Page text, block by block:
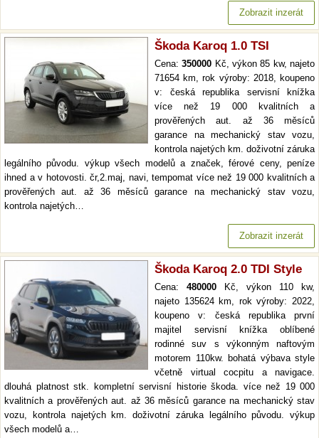
Zobrazit inzerát
Škoda Karoq 1.0 TSI
Cena:350000 Kč, výkon 85 kw, najeto
71654 km, rok výroby: 2018, koupeno
v: česká republika servisní knížka
více než 19 000 kvalitních a
prověřených aut. až 36 měsíců
garance na mechanický stav vozu,
kontrola najetých km. doživotní záruka
legálního původu. výkup všech modelů a značek, férové ceny, peníze
ihned a v hotovosti. čr,2.maj, navi, tempomat více než 19 000 kvalitních a
prověřených aut. až 36 měsíců garance na mechanický stav vozu,
kontrola najetých…
Zobrazit inzerát
Škoda Karoq 2.0 TDI Style
Cena: 480000 Kč, výkon 110 kw,
najeto 135624 km, rok výroby: 2022,
koupeno v: česká republika první
majitel servisní knížka oblíbené
rodinné suv s výkonným naftovým
motorem 110kw. bohatá výbava style
včetně virtual cocpitu a navigace.
dlouhá platnost stk. kompletní servisní historie škoda. více než 19 000
kvalitních a prověřených aut. až 36 měsíců garance na mechanický stav
vozu, kontrola najetých km. doživotní záruka legálního původu. výkup
všech modelů a…